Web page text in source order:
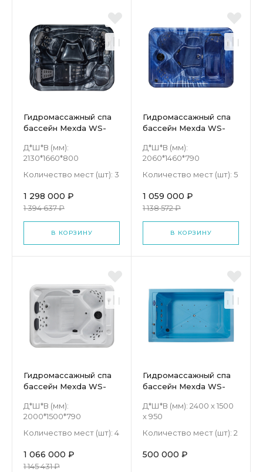
Гидромассажный спа
бассейн Mexda WS-
Д*Ш*В (мм):
2130*1660*800
Количество мест (шт): 3
1 298 000 ₽
1 394 637 ₽
В КОРЗИНУ
Гидромассажный спа
бассейн Mexda WS-
Д*Ш*В (мм):
2060*1460*790
Количество мест (шт): 5
1 059 000 ₽
1 138 572 ₽
В КОРЗИНУ
Гидромассажный спа
бассейн Mexda WS-
Д*Ш*В (мм):
2000*1500*790
Количество мест (шт): 4
1 066 000 ₽
1 145 431 ₽
Гидромассажный спа
бассейн Mexda WS-
Д*Ш*В (мм): 2400 x 1500
x 950
Количество мест (шт): 2
500 000 ₽